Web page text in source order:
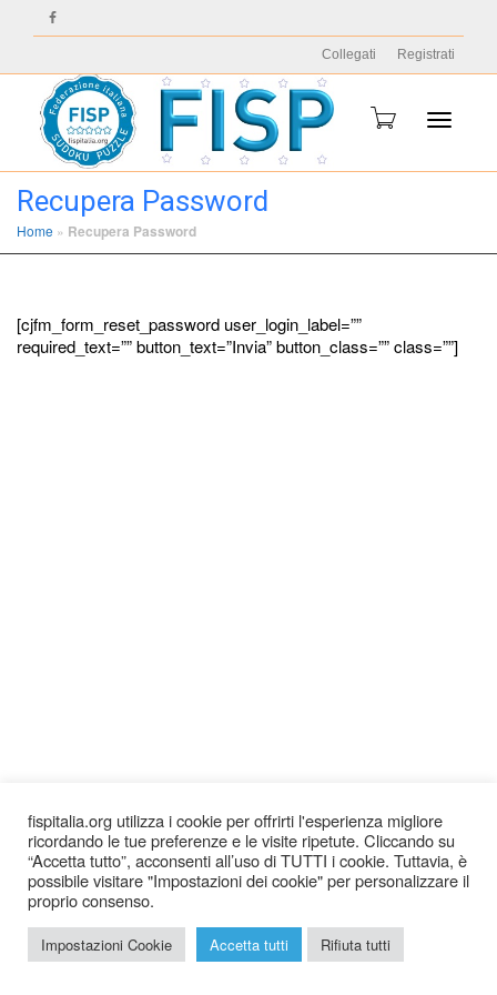
Collegati Registrati
Recupera Password
Home » Recupera Password
[cjfm_form_reset_password user_login_label=””
required_text=”” button_text=”Invia” button_class=”” class=””]
2026 © Federazione Italiana Sudoku Puzzle |Chi siamo
Privacy
fispitalia.org utilizza i cookie per offrirti l'esperienza migliore
ricordando le tue preferenze e le visite ripetute. Cliccando su
“Accetta tutto”, acconsenti all’uso di TUTTI i cookie. Tuttavia, è
possibile visitare "Impostazioni dei cookie" per personalizzare il
proprio consenso.
Impostazioni Cookie Accetta tutti Rifiuta tutti